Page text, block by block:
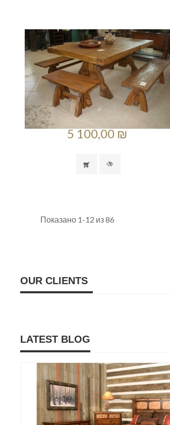
5 100,00 ₪
Показано 1-12 из 86
OUR CLIENTS
LATEST BLOG